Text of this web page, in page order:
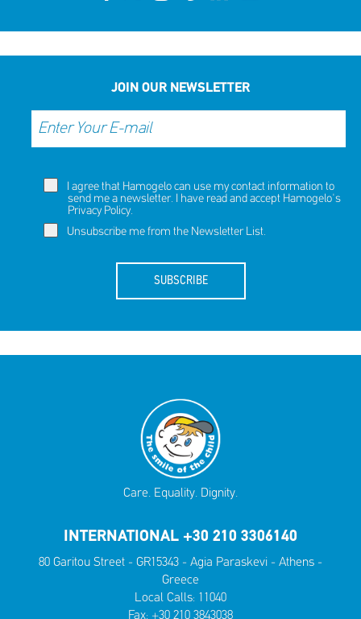
JOIN OUR NEWSLETTER
I agree that Hamogelo can use my contact information to
send me a newsletter. I have read and accept Hamogelo's
Privacy Policy.
Unsubscribe me from the Newsletter List.
SUBSCRIBE
Care. Equality. Dignity.
INTERNATIONAL +30 210 3306140
80 Garitou Street - GR15343 - Agia Paraskevi - Athens -
Greece
Local Calls: 11040
Fax: +30 210 3843038